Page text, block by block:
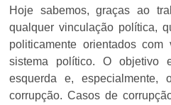
Hoje sabemos, graças ao
qualquer vinculação política,
politicamente orientados
sistema político. O objetivo
esquerda e,
corrupção. Casos de